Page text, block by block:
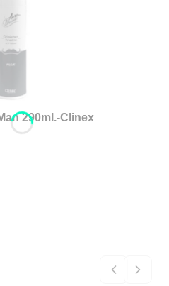
290ml.-Clinex